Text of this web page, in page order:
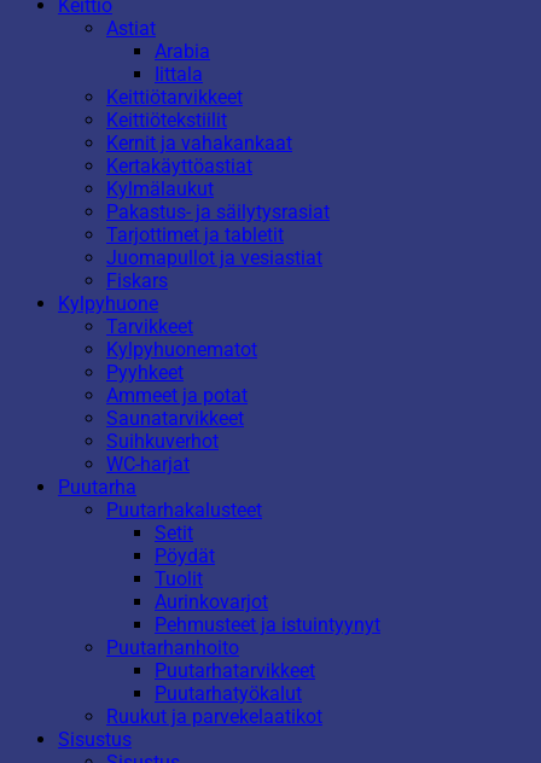
Keittiö
Astiat
Arabia
Iittala
Keittiötarvikkeet
Keittiötekstiilit
Kernit ja vahakankaat
Kertakäyttöastiat
Kylmälaukut
Pakastus- ja säilytysrasiat
Tarjottimet ja tabletit
Juomapullot ja vesiastiat
Fiskars
Kylpyhuone
Tarvikkeet
Kylpyhuonematot
Pyyhkeet
Ammeet ja potat
Saunatarvikkeet
Suihkuverhot
WC-harjat
Puutarha
Puutarhakalusteet
Setit
Pöydät
Tuolit
Aurinkovarjot
Pehmusteet ja istuintyynyt
Puutarhanhoito
Puutarhatarvikkeet
Puutarhatyökalut
Ruukut ja parvekelaatikot
Sisustus